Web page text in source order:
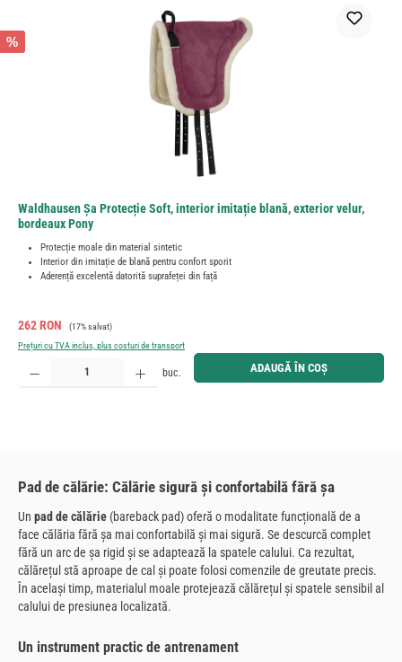
%
Waldhausen Şa Protecție Soft, interior imitație blană, exterior velur,
bordeaux Pony
Protecție moale din material sintetic
Interior din imitație de blană pentru confort sporit
Aderență excelentă datorită suprafeței din față
Preț de vânzare:
262 RON Preț obișnuit:
(17% salvat)
Prețuri cu TVA inclus, plus costuri de transport
Cantitate produs: Introduceți cantitatea dorită sau utilizați butoanele pentru a mări sau micșora
buc. ADAUGĂ ÎN COȘ
Pad de călărie: Călărie sigură și confortabilă fără șa
Un pad de călărie (bareback pad) oferă o modalitate funcțională de a
face călăria fără șa mai confortabilă și mai sigură. Se descurcă complet
fără un arc de șa rigid și se adaptează la spatele calului. Ca rezultat,
călărețul stă aproape de cal și poate folosi comenzile de greutate precis.
În același timp, materialul moale protejează călărețul și spatele sensibil al
calului de presiunea localizată.
Un instrument practic de antrenament